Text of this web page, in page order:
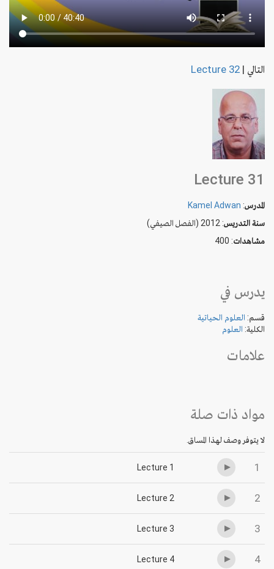
التالي |
Lecture 32
Lecture 31
المدرس:
Kamel Adwan
سنة التدريس: 2012 (الفصل الصيفي)
مشاهدات: 400
يدرس في
قسم: العلوم الحياتية
الكلية: العلوم
علامات
مواد ذات صلة
لا يتوفر وصف لهذا المساق.
1
Lecture 1
2
Lecture 2
3
Lecture 3
4
Lecture 4